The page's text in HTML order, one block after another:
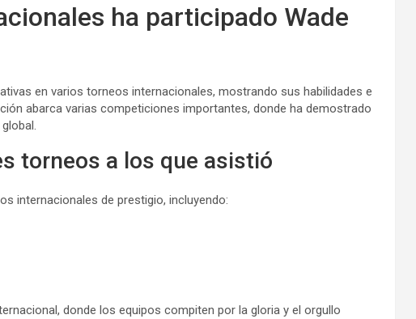
ha participado Wade
en varios torneos internacionales, mostrando sus habilidades e
abarca varias competiciones importantes, donde ha demostrado
torneos a los que asistió
internacionales de prestigio, incluyendo:
donde los equipos compiten por la gloria y el orgullo